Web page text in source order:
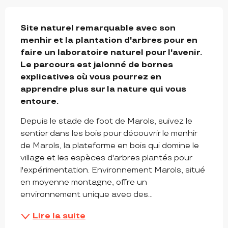
Site naturel remarquable avec son
menhir et la plantation d'arbres pour en
faire un laboratoire naturel pour l'avenir.
Le parcours est jalonné de bornes
explicatives où vous pourrez en
apprendre plus sur la nature qui vous
entoure.
Depuis le stade de foot de Marols, suivez le
sentier dans les bois pour découvrir le menhir
de Marols, la plateforme en bois qui domine le
village et les espèces d'arbres plantés pour
l'expérimentation. Environnement Marols, situé
en moyenne montagne, offre un
environnement unique avec des...
Lire la suite